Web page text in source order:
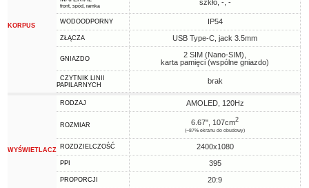
KORPUS
front, spód, ramka szkło, -, -
WODOODPORNY IP54
ZŁĄCZA USB Type-C, jack 3.5mm
GNIAZDO
2 SIM (Nano-SIM),
karta pamięci (wspólne gniazdo)
CZYTNIK LINII
PAPILARNYCH
brak
WYŚWIETLACZ
RODZAJ AMOLED, 120Hz
ROZMIAR 6.67", 107cm2
(~87% ekranu do obudowy)
ROZDZIELCZOŚĆ 2400x1080
PPI 395
PROPORCJI 20:9